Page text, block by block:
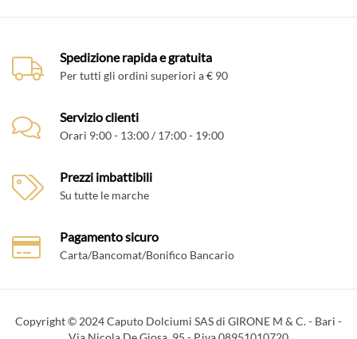
Spedizione rapida e gratuita
Per tutti gli ordini superiori a € 90
Servizio clienti
Orari 9:00 - 13:00 / 17:00 - 19:00
Prezzi imbattibili
Su tutte le marche
Pagamento sicuro
Carta/Bancomat/Bonifico Bancario
Copyright © 2024 Caputo Dolciumi SAS di GIRONE M & C. - Bari -